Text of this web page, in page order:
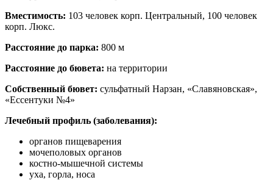
Вместимость: 103 человек корп. Центральный, 100 человек
корп. Люкс.
Расстояние до парка: 800 м
Расстояние до бювета: на территории
Собственный бювет: сульфатный Нарзан, «Славяновская»,
«Ессентуки №4»
Лечебный профиль (заболевания):
органов пищеварения
мочеполовых органов
костно-мышечной системы
уха, горла, носа